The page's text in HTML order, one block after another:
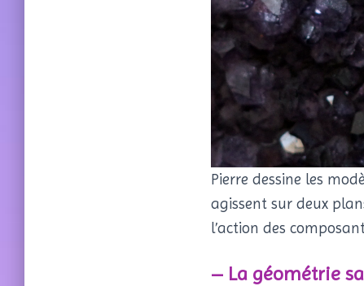
Pierre dessine les
agissent sur deux
l’action des
– La géométrie